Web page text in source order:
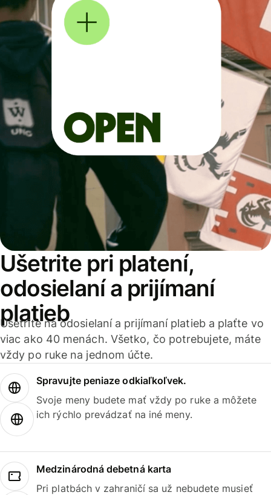
Ušetrite pri platení,
odosielaní a prijímaní
platieb
Ušetrite na odosielaní a prijímaní platieb a plaťte vo
viac ako 40 menách. Všetko, čo potrebujete, máte
vždy po ruke na jednom účte.
Spravujte peniaze odkiaľkoľvek.
Svoje meny budete mať vždy po ruke a môžete
ich rýchlo prevádzať na iné meny.
Medzinárodná debetná karta
Pri platbách v zahraničí sa už nebudete musieť